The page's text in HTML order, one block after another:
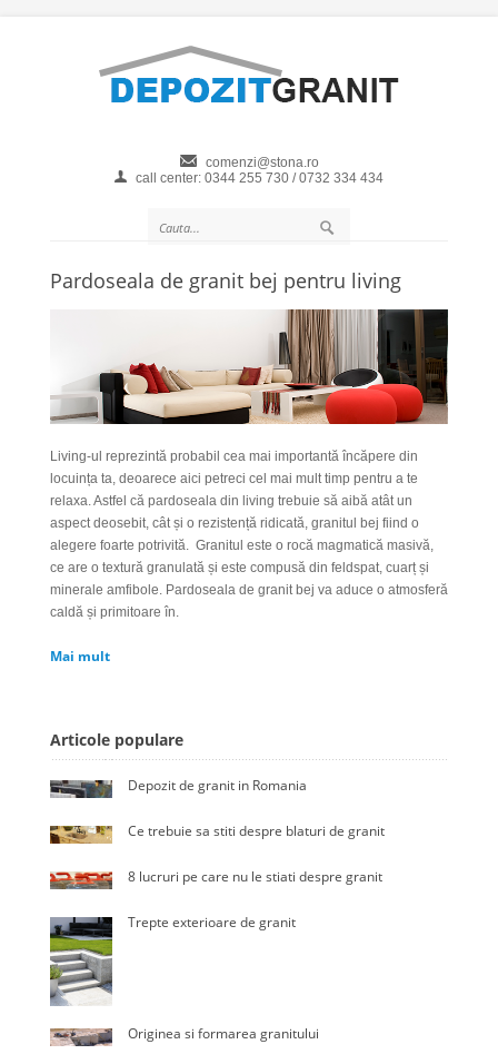
comenzi@stona.ro
call center: 0344 255 730 / 0732 334 434
Pardoseala de granit bej pentru living
Living-ul reprezintă probabil cea mai importantă încăpere din
locuința ta, deoarece aici petreci cel mai mult timp pentru a te
relaxa. Astfel că pardoseala din living trebuie să aibă atât un
aspect deosebit, cât și o rezistență ridicată, granitul bej fiind o
alegere foarte potrivită. Granitul este o rocă magmatică masivă,
ce are o textură granulată și este compusă din feldspat, cuarț și
minerale amfibole. Pardoseala de granit bej va aduce o atmosferă
caldă și primitoare în.
Mai mult
Articole populare
Depozit de granit in Romania
Ce trebuie sa stiti despre blaturi de granit
8 lucruri pe care nu le stiati despre granit
Trepte exterioare de granit
Originea si formarea granitului